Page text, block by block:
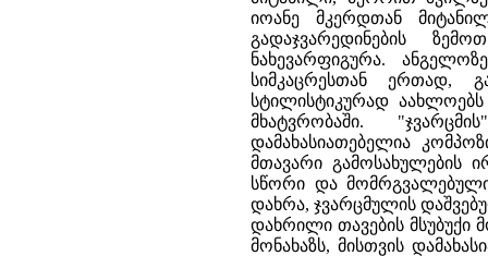
იოანე მკერდთან
გადაჯვარედინების
ნახევარფიგურა.
სიმკაცრესთან ერთად,
სტილისტიკურად
მხატვრობაში.
დამახასიათებელია
მთავარი გამოსახულების
სწორი და მომრგვალებული
დახრა, ჯვარცმულის
დახრილი თავების
მონახაზს, მისთვის